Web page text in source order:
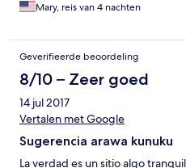
Mary, reis van 4 nachten
Geverifieerde beoordeling
8/10 – Zeer goed
14 jul 2017
Vertalen met Google
Sugerencia arawa kunuku
La verdad es un sitio algo